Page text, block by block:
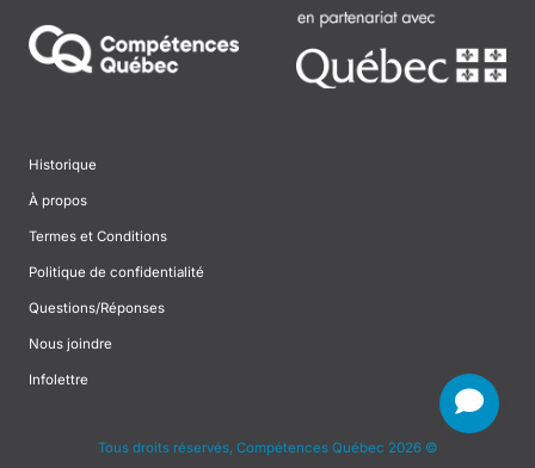
Historique
À propos
Termes et Conditions
Politique de confidentialité
Questions/Réponses
Nous joindre
Infolettre
Tous droits réservés, Compétences Québec 2026 ©